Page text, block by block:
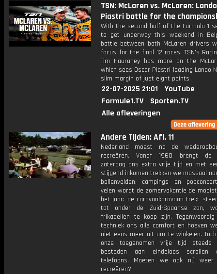
TSN: McLaren vs. McLaren:
Piastri battle for the
With the second half of the Formula 1
to get underway this weekend in
battle between both McLaren drivers
focus for the final 12 races. TSN's
Tim Hauraney has more on the
which sees Oscar Piastri leading Lando
slim margin of just eight points.
22-07-2025 21:01
YouTube
Formule1.TV
Sporten.TV
Alle afleveringen
Andere Tijden: Afl. 11
Nederland moest na de
recreëren. Vanaf 1960 brengt de
zaterdag ons extra vrije tijd en met
stijgend inkomen trekken we massaal
bollenvelden, campings en
velen wordt de zomervakantie de
het jaar: de caravankaravaan trekt
tot onder de Zuid-Spaanse zon,
frikadellen te koop zijn.
techniek ons alle comfort en hoeven
niet eens meer uit om te winkelen.
onze toegenomen vrije tijd
besteden aan eindeloos scrollen
telefoons. Moeten we ook nú
recreëren?